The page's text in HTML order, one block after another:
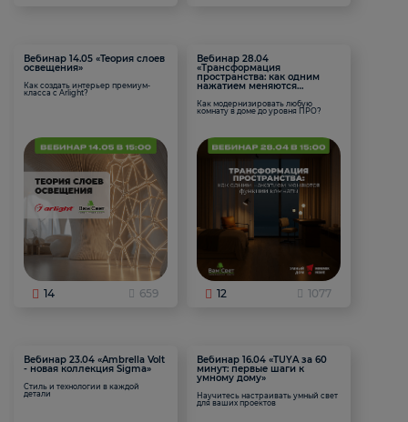
Вебинар 14.05 «Теория слоев
освещения»
Как создать интерьер премиум-
класса с Arlight?
14 659
Вебинар 28.04
«Трансформация
пространства: как одним
нажатием меняются
Как модернизировать любую
комнату в доме до уровня ПРО?
12 1077
Вебинар 23.04 «Ambrella Volt
- новая коллекция Sigma»
Стиль и технологии в каждой
детали
Вебинар 16.04 «TUYA за 60
минут: первые шаги к
умному дому»
Научитесь настраивать умный свет
для ваших проектов